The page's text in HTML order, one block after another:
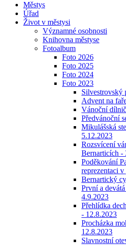
Městys
Úřad
Život v městysi
Významné osobnosti
Knihovna městyse
Fotoalbum
Foto 2026
Foto 2025
Foto 2024
Foto 2023
Silvestrovský
Advent na
Vánoční
Předvánoční
Mikulášská
5.12.2023
Rozsvícení
Bernarticích -
Poděkování
reprezentaci
Bernartický
První a
4.9.2023
Přehlídka
- 12.8.2023
Procházka
12.8.2023
Slavnostní